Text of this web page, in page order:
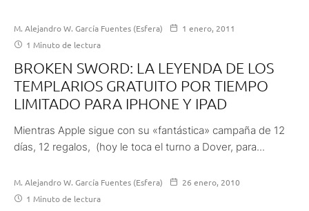
M. Alejandro W. García Fuentes (Esfera)
1 enero, 2011
1 Minuto de lectura
BROKEN SWORD: LA LEYENDA DE LOS
TEMPLARIOS GRATUITO POR TIEMPO
LIMITADO PARA IPHONE Y IPAD
Mientras Apple sigue con su «fantástica» campaña de 12
días, 12 regalos, (hoy le toca el turno a Dover, para...
M. Alejandro W. García Fuentes (Esfera)
26 enero, 2010
1 Minuto de lectura